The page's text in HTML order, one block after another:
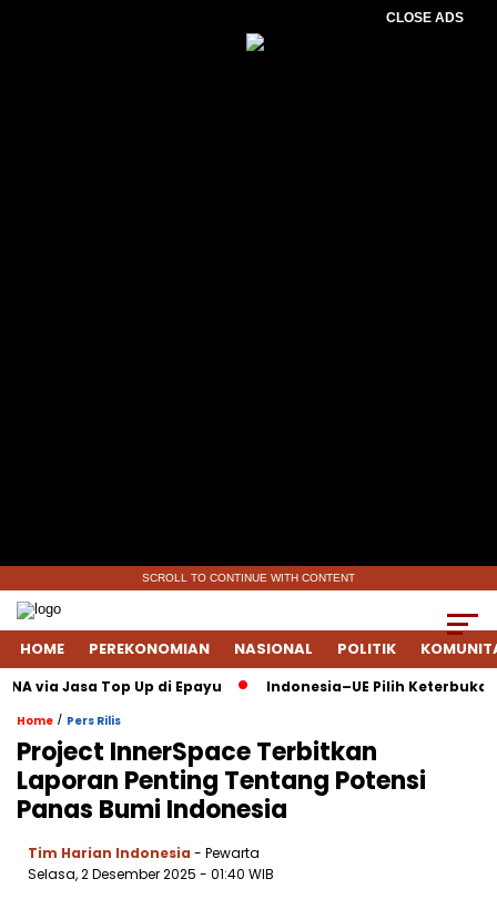
CLOSE ADS
SCROLL TO CONTINUE WITH CONTENT
HOME PEREKONOMIAN NASIONAL POLITIK
Jasa Top Up di Epayu Indonesia–UE Pilih Keterbukaan:
Home / Pers Rilis
Project InnerSpace Terbitkan
Laporan Penting Tentang Potensi
Panas Bumi Indonesia
Tim Harian Indonesia - Pewarta
Selasa, 2 Desember 2025 - 01:40 WIB